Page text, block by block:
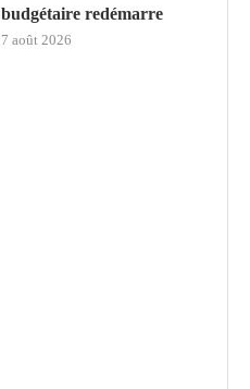
budgétaire redémarre
7 août 2026